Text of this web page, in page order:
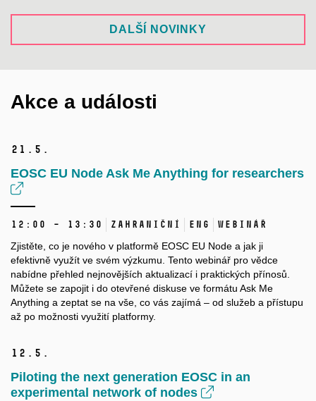
DALŠÍ NOVINKY
Akce a události
21. 5.
EOSC EU Node Ask Me Anything for researchers
12:00 – 13:30 Zahraniční ENG Webinář
Zjistěte, co je nového v platformě EOSC EU Node a jak ji
efektivně využít ve svém výzkumu. Tento webinář pro vědce
nabídne přehled nejnovějších aktualizací i praktických přínosů.
Můžete se zapojit i do otevřené diskuse ve formátu Ask Me
Anything a zeptat se na vše, co vás zajímá – od služeb a přístupu
až po možnosti využití platformy.
12. 5.
Piloting the next generation EOSC in an
experimental network of nodes